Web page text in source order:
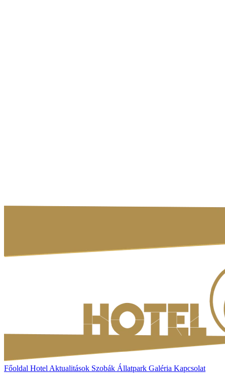
Főoldal Hotel Aktualitások Szobák Állatpark Galéria Kapcsolat